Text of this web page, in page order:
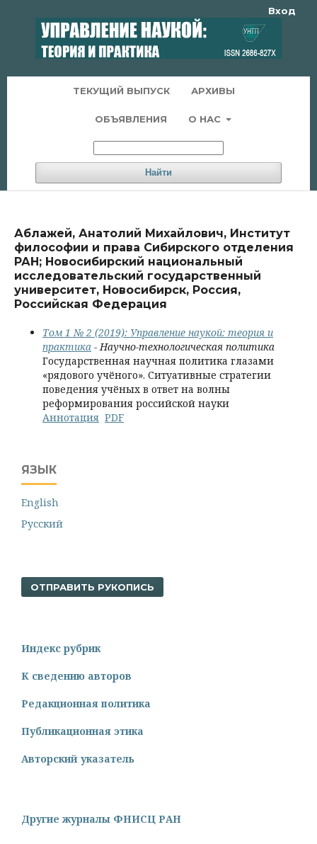
ТЕКУЩИЙ ВЫПУСК АРХИВЫ
ОБЪЯВЛЕНИЯ О НАС
Найти
Вход
Аблажей, Анатолий Михайлович, Институт
философии и права Сибирского отделения
РАН; Новосибирский национальный
исследовательский государственный
университет, Новосибирск, Россия,
Российская Федерация
Том 1 № 2 (2019): Управление наукой: теория и
практика - Научно-технологическая политика
Государственная научная политика глазами
«рядового учёного». Ситуативные стратегии
поведения учёных в ответ на волны
реформирования российской науки
Аннотация PDF
ЯЗЫК
English
Русский
ОТПРАВИТЬ РУКОПИСЬ
Индекс рубрик
К сведению авторов
Редакционная политика
Публикационная этика
Авторский указатель
Другие журналы ФНИСЦ РАН